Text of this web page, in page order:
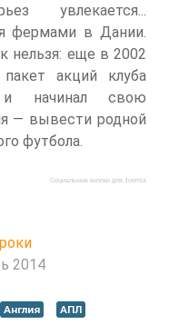
увлекается...
фермами в Дании.
нельзя: еще в 2002
акций клуба
начинал свою
— вывести родной
футбола.
Социальные кнопки для Joomla
2014
Англия АПЛ